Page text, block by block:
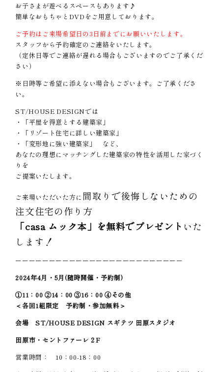
お子さまが遊べるスペースもあります♪
簡単なおもちゃとDVDをご用意しております。
ご予約はご来場希望日の3日前までにお願いいたします。
スタッフから予約確定のご連絡をいたします。
（定休日等でご連絡が遅れる場合もございますのでご了承くだ
さい）
※日時等ご希望に添えない場合もございます。ご了承くださ
い。
ST/HOUSE DESIGNでは
・「平屋を得意とする建築家」
・「リゾート住宅に詳しい建築家」
・「変形地に強い建築家」 など、
あなたの理想にマッチングした建築家の特性を活用した家づく
りを
ご提案いたします。
ご来場いただいた方に 間取りで後悔しないための
注文住宅の作り方
「casa ムック本」を無料でプレゼント いた
します！
ーーーーーーーーーーーーーーーーーーーーーーーーー
2024年4月・5月(随時開催・予約制)
①11：00 ②14：00 ③16：00 ④その他
＜各回1組限定 予約制・参加無料＞
会場 ST/HOUSE DESIGN スギテツ 田原スタジオ
田原市・セントファーレ２F
営業時間： 10：00-18：00